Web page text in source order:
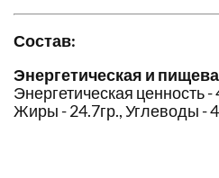
Состав:
Энергетическая и
Энергетическая ценность -
Жиры - 24.7гр., Углеводы -